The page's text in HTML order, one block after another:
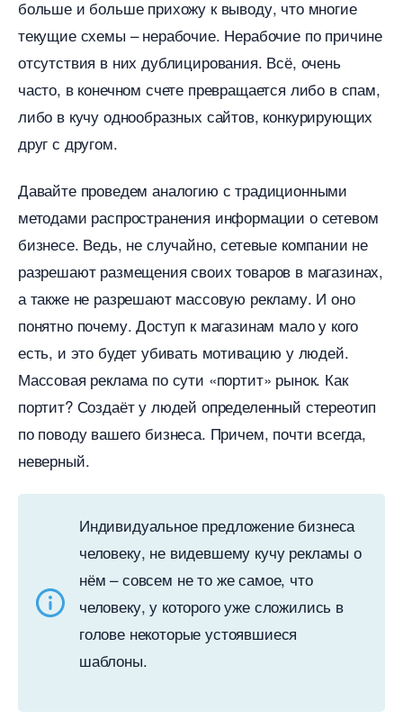
ольше и больше прихожу к выводу, что многие
текущие схемы – нерабочие. Нерабочие по причине
отсутствия в них дублицирования. Всё, очень
часто, в конечном счете превращается либо в спам,
либо в кучу однообразных сайтов, конкурирующих
друг с другом.
Давайте проведем аналогию с традиционными
методами распространения информации о сетевом
изнесе. Ведь, не случайно, сетевые компании не
разрешают размещения своих товаров в магазинах,
а также не разрешают массовую рекламу. И оно
понятно почему. Доступ к магазинам мало у кого
есть, и это будет убивать мотивацию у людей.
Массовая реклама по сути «портит» рынок. Как
портит? Создаёт у людей определенный стереотип
по поводу вашего бизнеса. Причем, почти всегда,
неверный.
Индивидуальное предложение бизнеса
человеку, не видевшему кучу рекламы о
нём – совсем не то же самое, что
человеку, у которого уже сложились
олове некоторые устоявшиеся
шаблоны.